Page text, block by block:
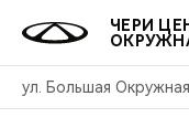
ЧЕРИ
ул. Большая